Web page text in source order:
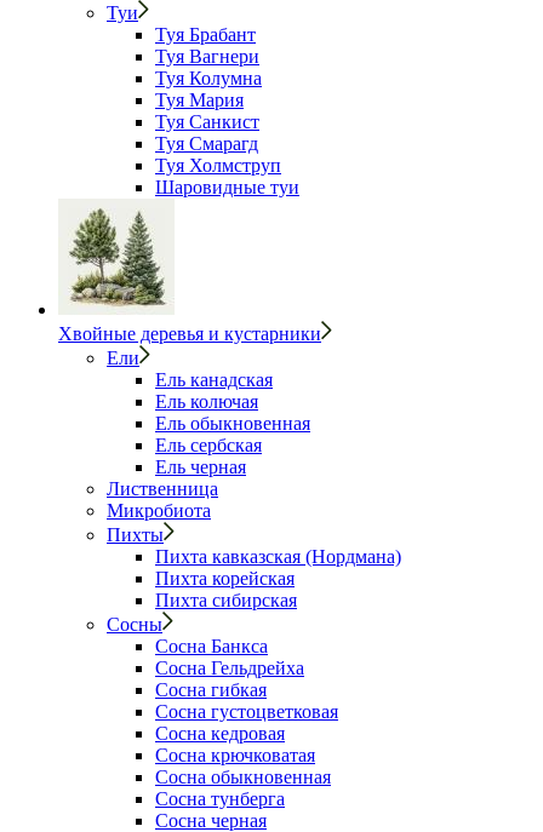
Туи
Туя Брабант
Туя Вагнери
Туя Колумна
Туя Мария
Туя Санкист
Туя Смарагд
Туя Холмструп
Шаровидные туи
Хвойные деревья и кустарники
Ели
Ель канадская
Ель колючая
Ель обыкновенная
Ель сербская
Ель черная
Лиственница
Микробиота
Пихты
Пихта кавказская (Нордмана)
Пихта корейская
Пихта сибирская
Сосны
Сосна Банкса
Сосна Гельдрейха
Сосна гибкая
Сосна густоцветковая
Сосна кедровая
Сосна крючковатая
Сосна обыкновенная
Сосна тунберга
Сосна черная